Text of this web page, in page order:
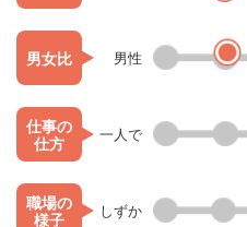
男女比 男性
仕事の
仕方
一人で
職場の
様子
しずか